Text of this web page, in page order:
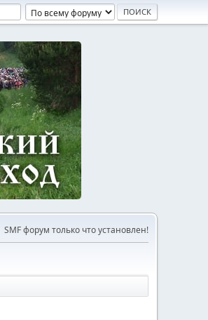
SMF форум только что установлен!